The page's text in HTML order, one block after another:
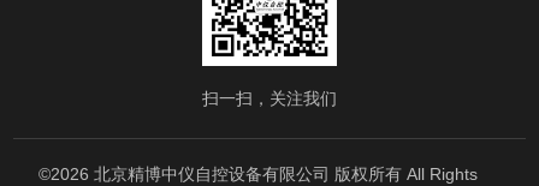
扫一扫，关注我们
©2026 北京精博中仪自控设备有限公司 版权所有 All Rights